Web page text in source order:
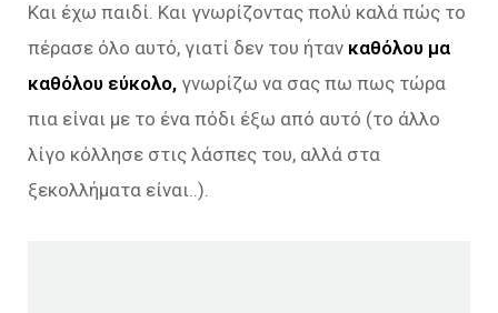
Και έχω παιδί. Και γνωρίζοντας πολύ καλά πώς το
πέρασε όλο αυτό, γιατί δεν του ήταν καθόλου μα
καθόλου εύκολο, γνωρίζω να σας πω πως τώρα
πια είναι με το ένα πόδι έξω από αυτό (το άλλο
λίγο κόλλησε στις λάσπες του, αλλά στα
ξεκολλήματα είναι..).